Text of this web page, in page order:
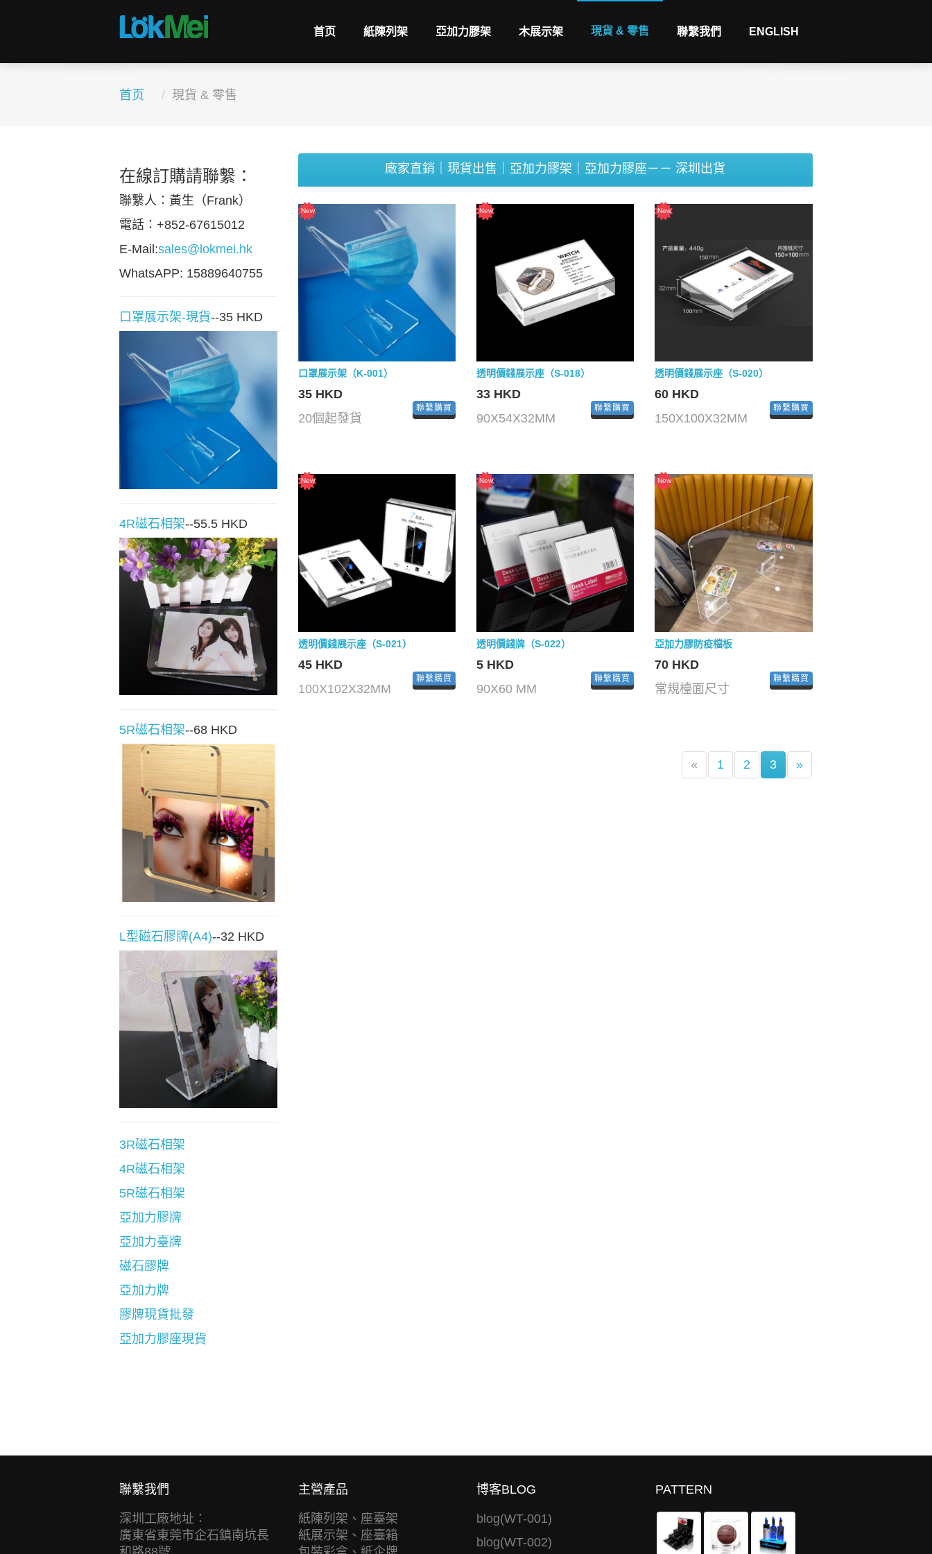
首页 紙陳列架 亞加力膠架 木展示架 現貨 & 零售 聯繫我們 ENGLISH
首页 現貨 & 零售
在線訂購請聯繫：
聯繫人：黃生（Frank）
電話：+852-67615012
E-Mail:sales@lokmei.hk
WhatsAPP: 15889640755
口罩展示架-現貨--35 HKD
4R磁石相架--55.5 HKD
5R磁石相架--68 HKD
L型磁石膠牌(A4)--32 HKD
3R磁石相架
4R磁石相架
5R磁石相架
亞加力膠牌
亞加力臺牌
磁石膠牌
亞加力牌
膠牌現貨批發
亞加力膠座現貨
廠家直銷｜現貨出售｜亞加力膠架｜亞加力膠座－－ 深圳出貨
口罩展示架（K-001）
35 HKD
20個起發貨
聯繫購買
透明價錢展示座（S-018）
33 HKD
90X54X32MM
聯繫購買
透明價錢展示座（S-020）
60 HKD
150X100X32MM
聯繫購買
透明價錢展示座（S-021）
45 HKD
100X102X32MM
聯繫購買
透明價錢牌（S-022）
5 HKD
90X60 MM
聯繫購買
亞加力膠防疫檔板
70 HKD
常規檯面尺寸
聯繫購買
« 1 2 3(current)
»
聯繫我們
深圳工廠地址：
廣東省東莞市企石鎮南坑長
主營產品
紙陳列架、座臺架
紙展示架、座臺箱
博客BLOG
blog(WT-001)
blog(WT-002)
PATTERN